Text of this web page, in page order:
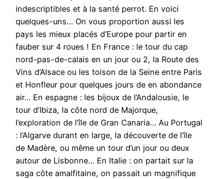
indescriptibles et à la santé perrot. En voici
quelques-uns… On vous proportion aussi les
pays les mieux placés d’Europe pour partir en
fauber sur 4 roues ! En France : le tour du cap
nord-pas-de-calais en un jour ou 2, la Route des
Vins d’Alsace ou les toison de la Seine entre Paris
et Honfleur pour quelques jours de en abondance
air… En espagne : les bijoux de l’Andalousie, le
tour d’Ibiza, la côte nord de Majorque,
l’exploration de l’île de Gran Canaria… Au Portugal
: l’Algarve durant en large, la découverte de l’île
de Madère, ou même un tour d’un jour ou deux
autour de Lisbonne… En Italie : on partait sur la
saga côte amalfitaine, on passait un magnifique